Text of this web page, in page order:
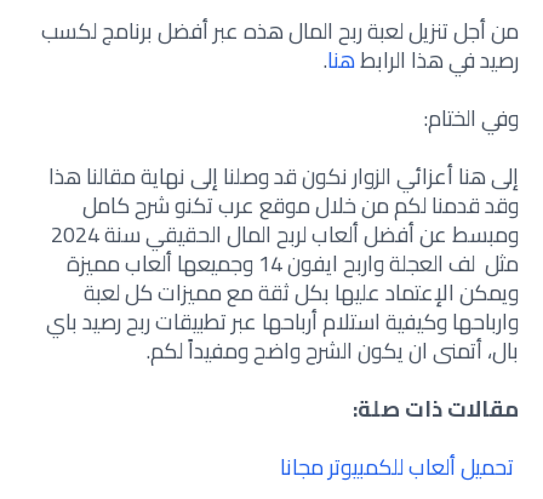
من أجلتنزيل لعبة ربح المالهذه عبرأفضل برنامج لكسب
رصيدفي هذا الرابطهنا.
وفي الختام:
إلى هنا أعزائي الزوار نكون قد وصلنا إلى نهاية مقالنا هذا
وقد قدمنا لكم من خلال موقع عرب تكنو شرح كامل
ومبسط عن أفضل ألعاب لربح المال الحقيقي سنة 2024
مثل لف العجلة واربح ايفون 14 وجميعها ألعاب مميزة
ويمكن الإعتماد عليها بكل ثقة مع مميزات كل لعبة
وارباحها وكيفية استلام أرباحها عبرتطبيقات ربح رصيد باي
بال، أتمنى ان يكون الشرح واضح ومفيداً لكم.
مقالات ذات صلة:
تحميل ألعاب للكمبيوتر مجانا